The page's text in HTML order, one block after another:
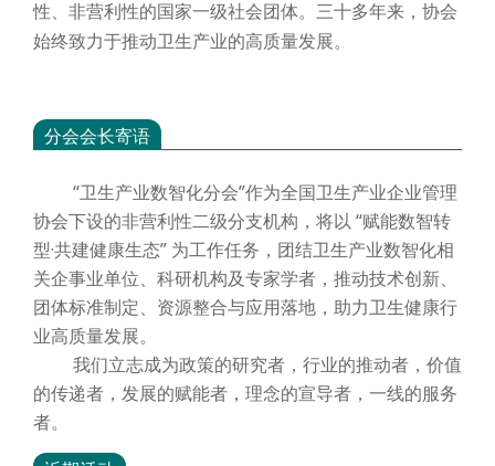
性、非营利性的国家一级社会团体。三十多年来，协会
始终致力于推动卫生产业的高质量发展。
分会会长寄语
“卫生产业数智化分会”作为全国卫生产业企业管理
协会下设的非营利性二级分支机构，将以 “赋能数智转
型·共建健康生态” 为工作任务，团结卫生产业数智化相
关企事业单位、科研机构及专家学者，推动技术创新、
团体标准制定、资源整合与应用落地，助力卫生健康行
业高质量发展。
我们立志成为政策的研究者，行业的推动者，价值
的传递者，发展的赋能者，理念的宣导者，一线的服务
者。